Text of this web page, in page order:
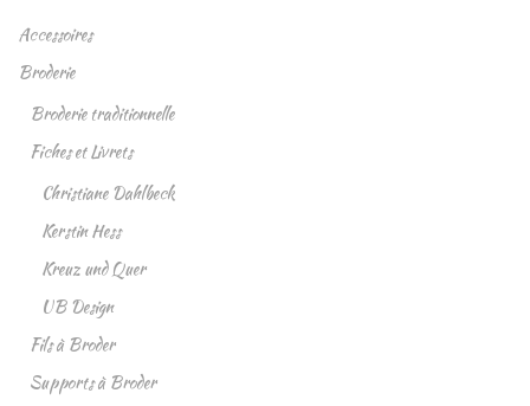
Accessoires
Broderie
Broderie traditionnelle
Fiches et Livrets
Christiane Dahlbeck
Kerstin Hess
Kreuz und Quer
UB Design
Fils à Broder
Supports à Broder